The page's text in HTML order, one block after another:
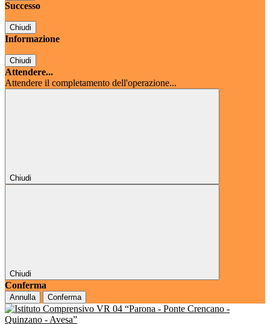
Successo
Chiudi
Informazione
Chiudi
Attendere...
Attendere il completamento dell'operazione...
Chiudi
Chiudi
Conferma
Annulla Conferma